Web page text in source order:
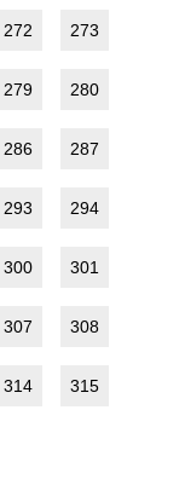
272 273
279 280
286 287
293 294
300 301
307 308
314 315